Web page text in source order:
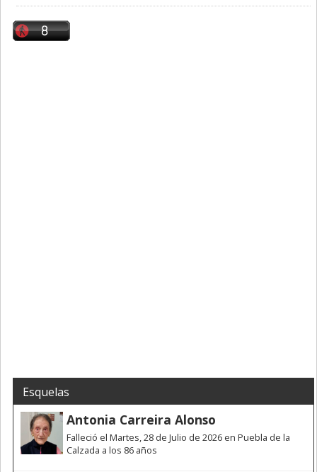
Esquelas
Antonia Carreira Alonso
Falleció el Martes, 28 de Julio de 2026 en Puebla de la
Calzada a los 86 años